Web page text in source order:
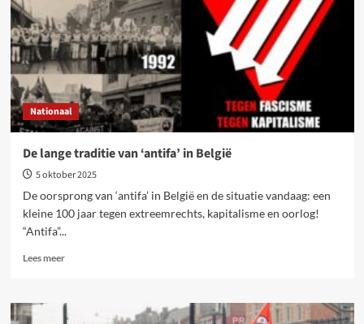
dit
beleid
moeten
weg!
Nationaal
De lange traditie van ‘antifa’ in België
5 oktober 2025
De oorsprong van ‘antifa’ in België en de situatie vandaag: een
kleine 100 jaar tegen extreemrechts, kapitalisme en oorlog!
“Antifa”...
Lees meerLees
De
lange